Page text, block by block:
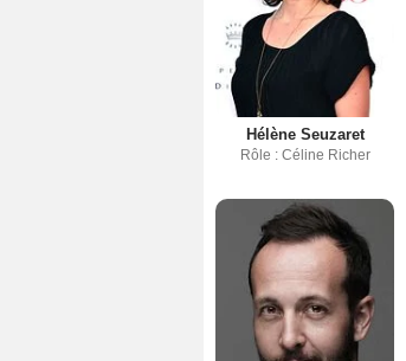
Hélène Seuzaret
Rôle : Céline Richer